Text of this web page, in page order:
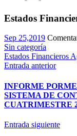
Estados
Sep 25,2019
Sin categoría
Estados Financieros
Entrada anterior
INFORME
SISTEMA DE
CUATRIMESTRE
Entrada siguiente